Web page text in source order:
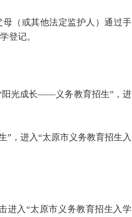
（或其他法定监护人）通过手
登记。
阳光成长——义务教育招生”，进
”，进入“太原市义务教育招生入
进入“太原市义务教育招生入学